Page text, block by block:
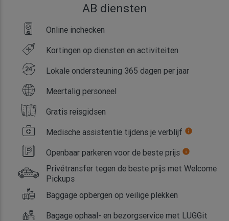
AB diensten
Online inchecken
Kortingen op diensten en activiteiten
Lokale ondersteuning 365 dagen per jaar
Meertalig personeel
Gratis reisgidsen
Medische assistentie tijdens je verblijf info
Openbaar parkeren voor de beste prijs info
Privétransfer tegen de beste prijs met Welcome
Pickups
Baggage opbergen op veilige plekken
Bagage ophaal- en bezorgservice met LUGGit